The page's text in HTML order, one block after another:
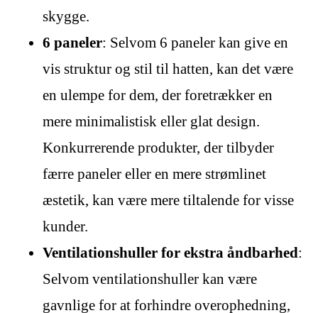
skygge.
6 paneler: Selvom 6 paneler kan give en
vis struktur og stil til hatten, kan det være
en ulempe for dem, der foretrækker en
mere minimalistisk eller glat design.
Konkurrerende produkter, der tilbyder
færre paneler eller en mere strømlinet
æstetik, kan være mere tiltalende for visse
kunder.
Ventilationshuller for ekstra åndbarhed:
Selvom ventilationshuller kan være
gavnlige for at forhindre overophedning,